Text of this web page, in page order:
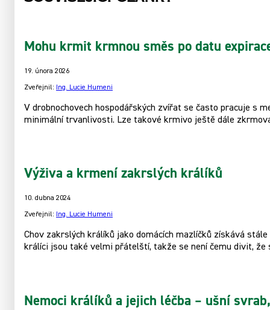
Mohu krmit krmnou směs po datu
19. února 2026
Zveřejnil: Ing. Lucie Humeni
V drobnochovech hospodářských zvířat se často pracuje s
minimální trvanlivosti. Lze takové krmivo ještě dále
Výživa a krmení zakrslých králíků
10. dubna 2024
Zveřejnil: Ing. Lucie Humeni
Chov zakrslých králíků jako domácích mazlíčků získává
králíci jsou také velmi přátelští, takže se není čemu divit,
Nemoci králíků a jejich léčba – ušní